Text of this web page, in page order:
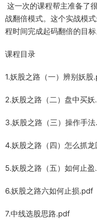
这一次的课程帮主准备了
战翻倍模式。这个实战模
程时间完成起码翻倍的目
课程目录
1.妖股之路（一）辨别妖股
2.妖股之路（二）盘中买
3.妖股之路（三）操作手
4.妖股之路（四）怎么抓
5.妖股之路（五）如何止
6.妖股之路六如何止损.pdf
7.中线选股思路.pdf